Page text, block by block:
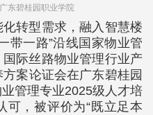
东碧桂园职业学院
转型需求，融入智慧楼
带一路”沿线国家物业管
际丝路物业管理行业产
案论证会在广东碧桂园
管理专业2025级人才培
可，被评价为“既立足本